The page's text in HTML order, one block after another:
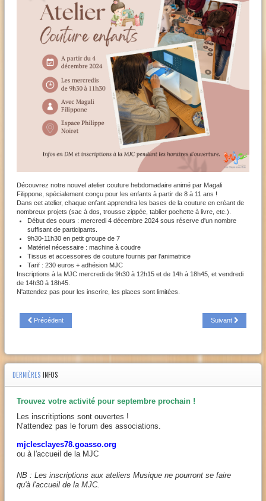
Découvrez notre nouvel atelier couture hebdomadaire animé par Magali
Filippone, spécialement conçu pour les enfants à partir de 8 à 11 ans !
Dans cet atelier, chaque enfant apprendra les bases de la couture en créant de
nombreux projets (sac à dos, trousse zippée, tablier pochette à livre, etc.).
Début des cours : mercredi 4 décembre 2024 sous réserve d'un nombre
suffisant de participants.
9h30-11h30 en petit groupe de 7
Matériel nécessaire : machine à coudre
Tissus et accessoires de couture fournis par l'animatrice
Tarif : 230 euros + adhésion MJC
Inscriptions à la MJC mercredi de 9h30 à 12h15 et de 14h à 18h45, et vendredi
de 14h30 à 18h45.
N'attendez pas pour les inscrire, les places sont limitées.
Précédent Suivant
DERNIÈRES INFOS
Trouvez votre activité pour septembre prochain !
Les inscritiptions sont ouvertes !
N'attendez pas le forum des associations.
mjclesclayes78.goasso.org
ou à l'accueil de la MJC
NB : Les inscriptions aux ateliers Musique ne pourront se faire
qu'à l'accueil de la MJC.